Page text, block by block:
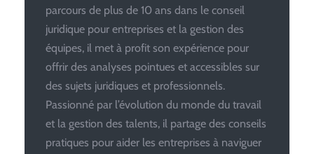
parcours de plus de 10 ans dans le conseil
juridique pour entreprises et la gestion des
équipes, il met à profit son expérience pour
offrir des analyses pointues et accessibles sur
des sujets juridiques et professionnels.
Passionné par l’évolution du monde du travail
et la gestion des talents, il partage des conseils
pratiques pour aider les entreprises à naviguer